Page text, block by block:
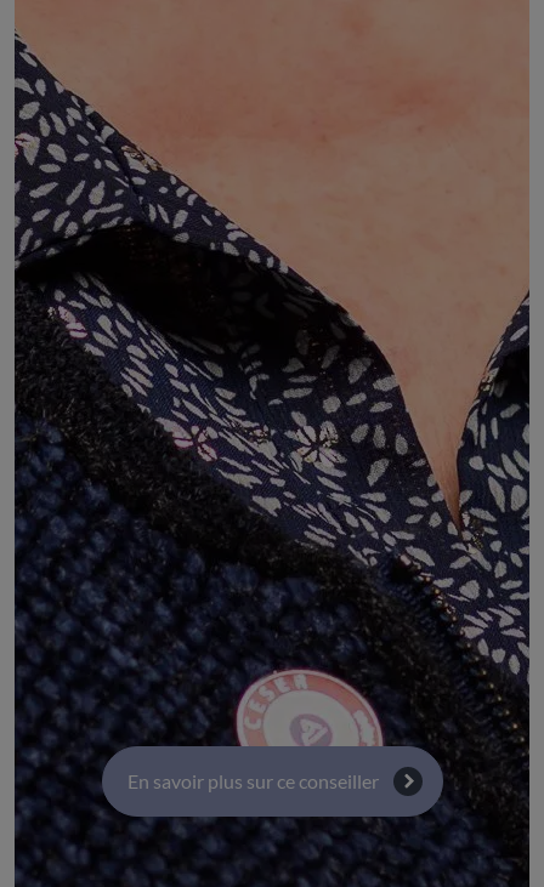
Présidente départementale et régionale
DÉSIGNÉ PAR :
Accord entre :
l'Union régionale des Fédérations
départementales Génération mouvement les
ainées ruraux et la Fédération nationale des
associations de retraités Auvergne-Rhône-
Alpes
la délégation Auvergne-Rhône-Alpes de l'Union
française des retraités
COMMISSIONS :
Commission 8 : Coopérations internationales -
Europe et fonds structurels
Commission 7 : Jeunesse, sport, culture, éducation
populaire et intergénération
Commission 5 : Solidarités, inclusion sociale et santé
En savoir plus sur ce conseiller